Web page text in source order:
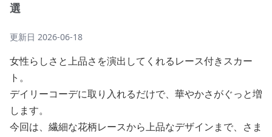
選
更新日 2026-06-18
女性らしさと上品さを演出してくれるレース付きスカー
ト。
デイリーコーデに取り入れるだけで、華やかさがぐっと増
します。
今回は、繊細な花柄レースから上品なデザインまで、さま